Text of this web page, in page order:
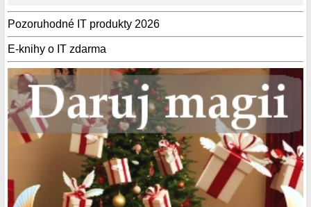
Pozoruhodné IT produkty 2026
E-knihy o IT zdarma